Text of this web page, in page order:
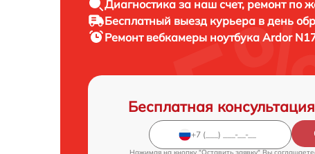
Диагностика за наш счет, ремонт по
Бесплатный выезд курьера в день
Ремонт вебкамеры ноутбука Ardor
Бесплатная
Нажимая на кнопку "Оставить заявку" Вы